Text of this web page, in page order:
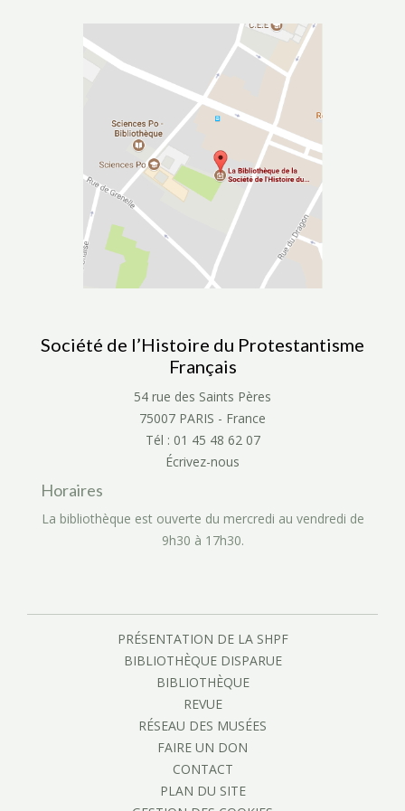
Société de l’Histoire du Protestantisme
Français
54 rue des Saints Pères
75007 PARIS - France
Tél : 01 45 48 62 07
Écrivez-nous
Horaires
La bibliothèque est ouverte du mercredi au vendredi de
9h30 à 17h30.
PRÉSENTATION DE LA SHPF
BIBLIOTHÈQUE DISPARUE
BIBLIOTHÈQUE
REVUE
RÉSEAU DES MUSÉES
FAIRE UN DON
CONTACT
PLAN DU SITE